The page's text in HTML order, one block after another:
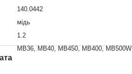
140.0442
мідь
1.2
MB36, MB40, МВ450, МВ400, МВ500W